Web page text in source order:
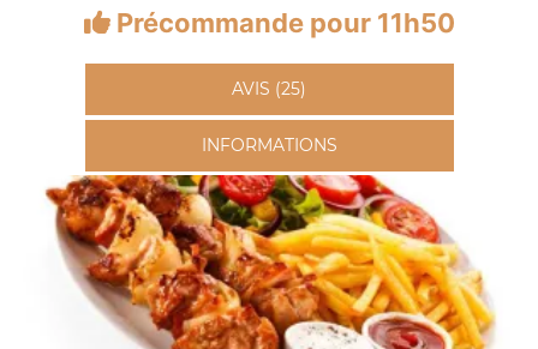
Précommande pour 11h50
AVIS (25)
INFORMATIONS